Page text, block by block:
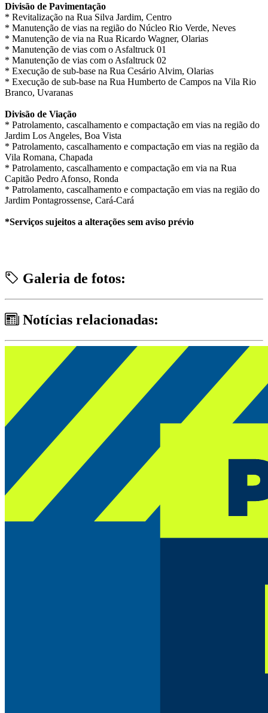
Divisão de Pavimentação
* Revitalização na Rua Silva Jardim, Centro
* Manutenção de vias na região do Núcleo Rio Verde, Neves
* Manutenção de via na Rua Ricardo Wagner, Olarias
* Manutenção de vias com o Asfaltruck 01
* Manutenção de vias com o Asfaltruck 02
* Execução de sub-base na Rua Cesário Alvim, Olarias
* Execução de sub-base na Rua Humberto de Campos na Vila Rio
Branco, Uvaranas
Divisão de Viação
* Patrolamento, cascalhamento e compactação em vias na região do
Jardim Los Angeles, Boa Vista
* Patrolamento, cascalhamento e compactação em vias na região da
Vila Romana, Chapada
* Patrolamento, cascalhamento e compactação em via na Rua
Capitão Pedro Afonso, Ronda
* Patrolamento, cascalhamento e compactação em vias na região do
Jardim Pontagrossense, Cará-Cará
*Serviços sujeitos a alterações sem aviso prévio
Galeria de fotos:
Notícias relacionadas: